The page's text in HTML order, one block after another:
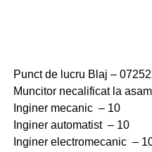
Punct de lucru Blaj –
Muncitor necalificat la
Inginer mecanic – 10
Inginer automatist – 10
Inginer electromecanic –